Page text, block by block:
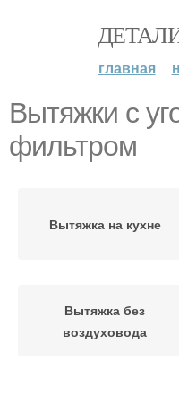
главная
Вытяжки с
фильтром
Вытяжка на кухне
Вытяжка без
воздуховода